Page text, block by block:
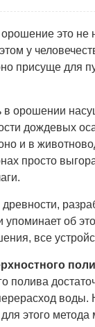
орошение это не
у
присуще для
в орошении
дождевых
и в
просто
об
все
полива
воды.
этого